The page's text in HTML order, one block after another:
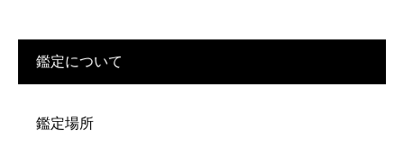
鑑定について
鑑定場所